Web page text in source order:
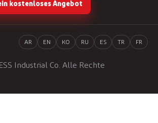
kostenloses Angebot
Industrial Co. Alle Rechte
AR EN KO RU ES TR FR